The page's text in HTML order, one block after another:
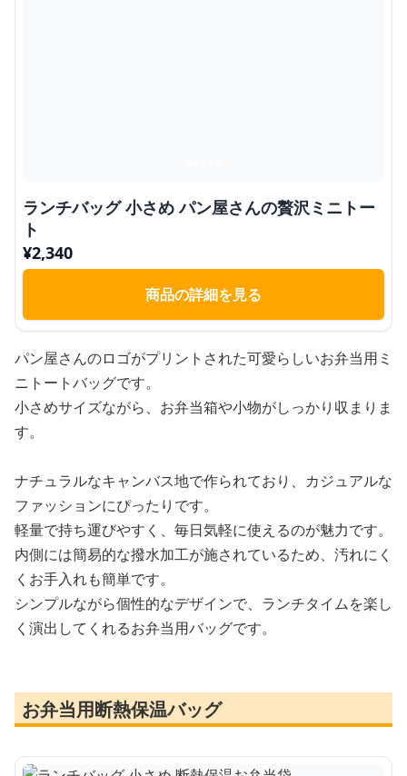
ランチバッグ 小さめ パン屋さんの贅沢ミニトー
ト
¥2,340
商品の詳細を見る
パン屋さんのロゴがプリントされた可愛らしいお弁当用ミ
ニトートバッグです。
小さめサイズながら、お弁当箱や小物がしっかり収まりま
す。
ナチュラルなキャンバス地で作られており、カジュアルな
ファッションにぴったりです。
軽量で持ち運びやすく、毎日気軽に使えるのが魅力です。
内側には簡易的な撥水加工が施されているため、汚れにく
くお手入れも簡単です。
シンプルながら個性的なデザインで、ランチタイムを楽し
く演出してくれるお弁当用バッグです。
お弁当用断熱保温バッグ